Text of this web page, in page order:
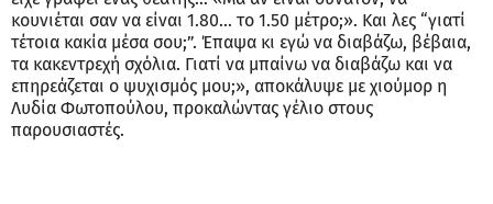
κουνιέται σαν να είναι 1.80… το 1.50 μέτρο;». Και λες “γιατί
τέτοια κακία μέσα σου;”. Έπαψα κι εγώ να διαβάζω, βέβαια,
τα κακεντρεχή σχόλια. Γιατί να μπαίνω να διαβάζω και να
επηρεάζεται ο ψυχισμός μου;», αποκάλυψε με χιούμορ η
Λυδία Φωτοπούλου, προκαλώντας γέλιο στους
παρουσιαστές.